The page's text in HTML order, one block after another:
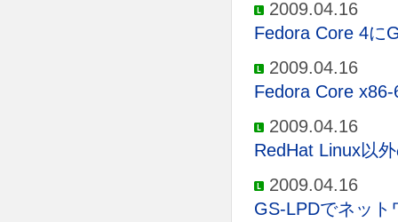
2009.04.16
Fedora Core 4に
2009.04.16
Fedora Core
2009.04.16
RedHat Linux以
2009.04.16
GS-LPDでネッ